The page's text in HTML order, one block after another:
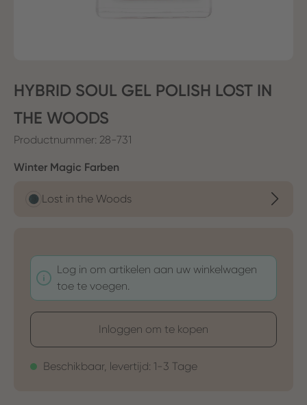
HYBRID SOUL GEL POLISH LOST IN
THE WOODS
Productnummer: 28-731
Selecteer
Winter Magic Farben
Lost in the Woods
Log in om artikelen aan uw winkelwagen
toe te voegen.
Inloggen om te kopen
Beschikbaar, levertijd: 1-3 Tage